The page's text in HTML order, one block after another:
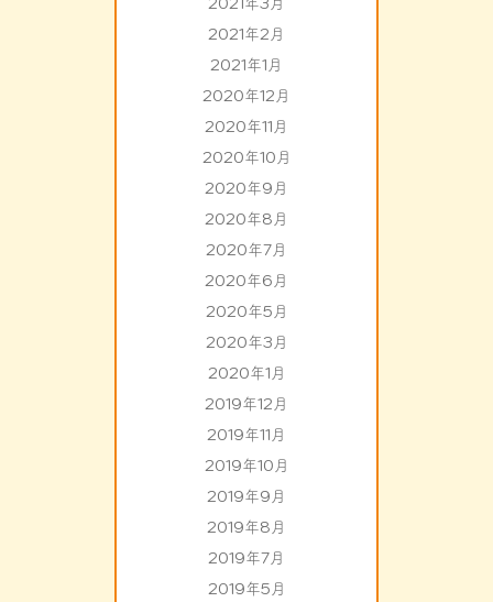
2021年2月
2021年1月
2020年12月
2020年11月
2020年10月
2020年9月
2020年8月
2020年7月
2020年6月
2020年5月
2020年3月
2020年1月
2019年12月
2019年11月
2019年10月
2019年9月
2019年8月
2019年7月
2019年5月